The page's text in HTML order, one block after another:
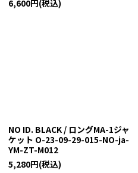
6,600円(税込)
NO ID. BLACK / ロングMA-1ジャ
ケット O-23-09-29-015-NO-ja-
YM-ZT-M012
5,280円(税込)